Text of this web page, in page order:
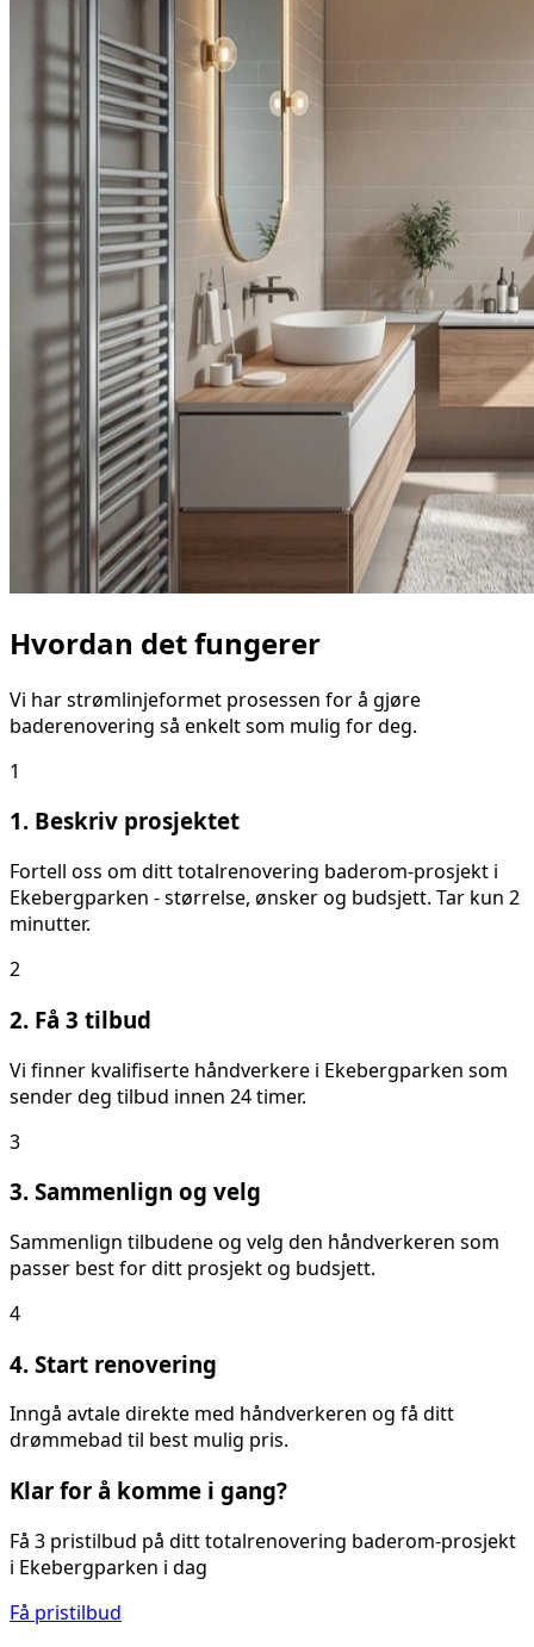
Hvordan det fungerer
Vi har strømlinjeformet prosessen for å gjøre
baderenovering så enkelt som mulig for deg.
1
1. Beskriv prosjektet
Fortell oss om ditttotalrenovering baderom-prosjekt i
Ekebergparken - størrelse, ønsker og budsjett. Tar kun 2
minutter.
2
2. Få 3 tilbud
Vi finner kvalifiserte håndverkere i Ekebergparken som
sender deg tilbud innen 24 timer.
3
3. Sammenlign og velg
Sammenlign tilbudene og velg den håndverkeren som
passer best for ditt prosjekt og budsjett.
4
4. Start renovering
Inngå avtale direkte med håndverkeren og få ditt
drømmebad til best mulig pris.
Klar for å komme i gang?
Få 3 pristilbud på ditttotalrenovering baderom-prosjekt
i Ekebergparken i dag
Få pristilbud